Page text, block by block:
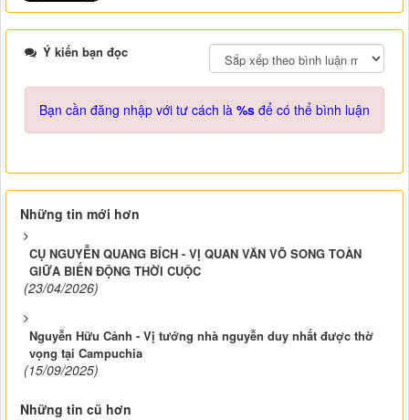
Ý kiến bạn đọc
Bạn cần đăng nhập với tư cách là %s để có thể bình luận
Những tin mới hơn
CỤ NGUYỄN QUANG BÍCH - VỊ QUAN VĂN VÕ SONG TOÀN
GIỮA BIẾN ĐỘNG THỜI CUỘC
(23/04/2026)
Nguyễn Hữu Cảnh - Vị tướng nhà nguyễn duy nhất được thờ
vọng tại Campuchia
(15/09/2025)
Những tin cũ hơn